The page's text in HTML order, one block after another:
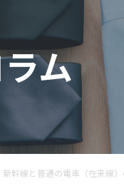
ム
新幹線と普通の電車（在来線